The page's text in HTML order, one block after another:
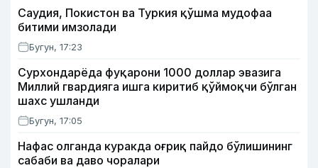
Саудия, Покистон ва Туркия қўшма мудофаа
битими имзолади
Бугун, 17:23
Сурхондарёда фуқарони 1000 доллар эвазига
Миллий гвардияга ишга киритиб қўймоқчи бўлган
шахс ушланди
Бугун, 17:05
Нафас олганда куракда оғриқ пайдо бўлишининг
сабаби ва даво чоралари